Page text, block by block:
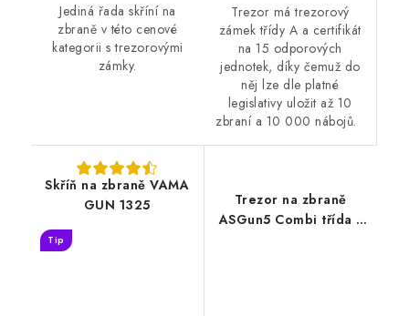
Jediná řada skříní na
zbraně v této cenové
kategorii s trezorovými
zámky.
Trezor má trezorový
zámek třídy A a certifikát
na 15 odporových
jednotek, díky čemuž do
něj lze dle platné
legislativy uložit až 10
zbraní a 10 000 nábojů.
Skříň na zbraně VAMA
GUN 1325
Tip
Trezor na zbraně
ASGun5 Combi třída 1